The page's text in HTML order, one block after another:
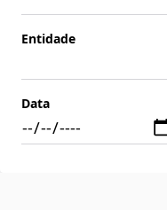
Entidade
Data